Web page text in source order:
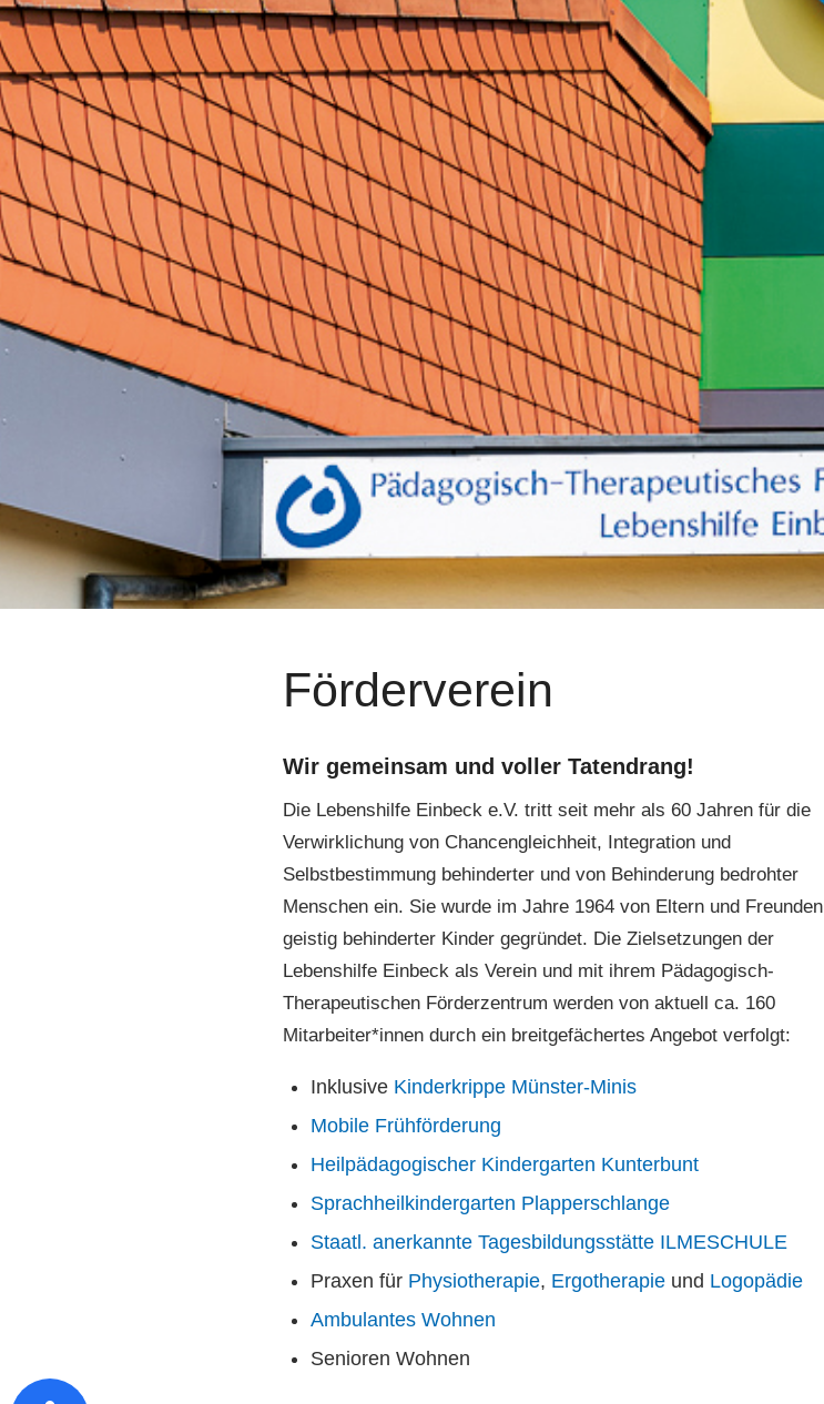
Förderverein
Wir gemeinsam und voller Tatendrang!
Die Lebenshilfe Einbeck e.V. tritt seit mehr als 60 Jahren für die
Verwirklichung von Chancengleichheit, Integration und
Selbstbestimmung behinderter und von Behinderung bedrohter
Menschen ein. Sie wurde im Jahre 1964 von Eltern und Freunden
geistig behinderter Kinder gegründet. Die Zielsetzungen der
Lebenshilfe Einbeck als Verein und mit ihrem Pädagogisch-
Therapeutischen Förderzentrum werden von aktuell ca. 160
Mitarbeiter*innen durch ein breitgefächertes Angebot verfolgt:
Inklusive Kinderkrippe Münster-Minis
Mobile Frühförderung
Heilpädagogischer Kindergarten Kunterbunt
Sprachheilkindergarten Plapperschlange
Staatl. anerkannte Tagesbildungsstätte ILMESCHULE
Praxen für Physiotherapie, Ergotherapie und Logopädie
Ambulantes Wohnen
Senioren Wohnen